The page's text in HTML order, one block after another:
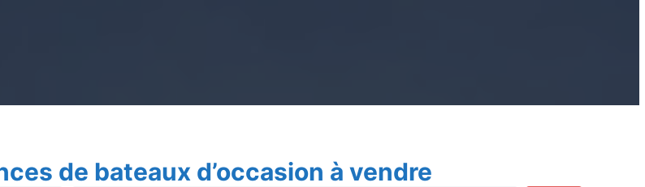
de bateaux d’occasion à vendre